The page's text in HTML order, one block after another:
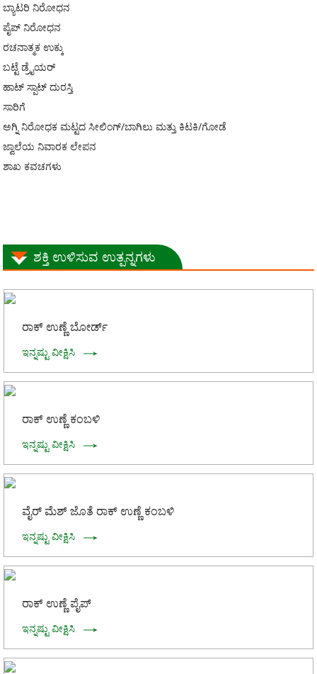
ಬ್ಯಾಟರಿ ನಿರೋಧನ
ಪೈಪ್ ನಿರೋಧನ
ರಚನಾತ್ಮಕ ಉಕ್ಕು
ಬಟ್ಟೆ ಡ್ರೈಯರ್
ಹಾಟ್ ಸ್ಪಾಟ್ ದುರಸ್ತಿ
ಸಾರಿಗೆ
ಅಗ್ನಿ ನಿರೋಧಕ ಮಟ್ಟದ ಸೀಲಿಂಗ್/ಬಾಗಿಲು ಮತ್ತು ಕಿಟಕಿ/ಗೋಡೆ
ಜ್ವಾಲೆಯ ನಿವಾರಕ ಲೇಪನ
ಶಾಖ ಕವಚಗಳು
ಶಕ್ತಿ ಉಳಿಸುವ ಉತ್ಪನ್ನಗಳು
ರಾಕ್ ಉಣ್ಣೆ ಬೋರ್ಡ್
ಇನ್ನಷ್ಟು ವೀಕ್ಷಿಸಿ
ರಾಕ್ ಉಣ್ಣೆ ಕಂಬಳಿ
ಇನ್ನಷ್ಟು ವೀಕ್ಷಿಸಿ
ವೈರ್ ಮೆಶ್ ಜೊತೆ ರಾಕ್ ಉಣ್ಣೆ ಕಂಬಳಿ
ಇನ್ನಷ್ಟು ವೀಕ್ಷಿಸಿ
ರಾಕ್ ಉಣ್ಣೆ ಪೈಪ್
ಇನ್ನಷ್ಟು ವೀಕ್ಷಿಸಿ